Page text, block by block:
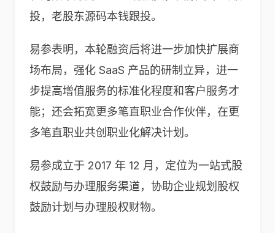
投，老股东源码本钱跟投。
易参表明，本轮融资后将进一步加快扩展商
场布局，强化 SaaS 产品的研制立异，进一
步提高增值服务的标准化程度和客户服务才
能；还会拓宽更多笔直职业合作伙伴，在更
多笔直职业共创职业化解决计划。
易参成立于 2017 年 12 月，定位为一站式股
权鼓励与办理服务渠道，协助企业规划股权
鼓励计划与办理股权财物。